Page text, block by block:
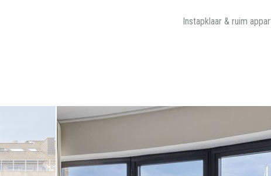
Instapklaar & ruim